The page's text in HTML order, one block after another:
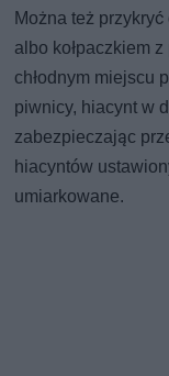
Można też
albo kołpaczkiem
chłodnym miejscu
piwnicy, hiacynt w
zabezpieczając
hiacyntów
umiarkowane.